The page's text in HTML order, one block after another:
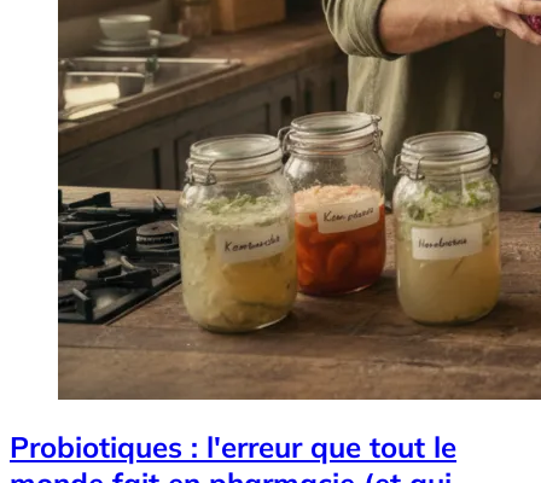
Probiotiques : l'erreur que tout le